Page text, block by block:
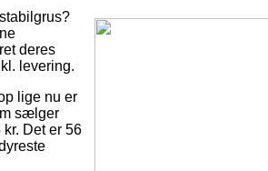
deres
levering.
lige nu er
sælger
Det er 56